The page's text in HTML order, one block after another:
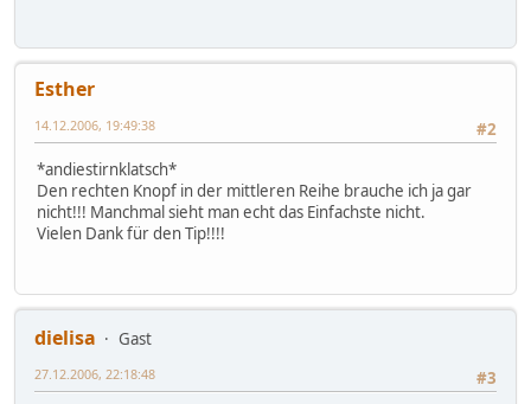
Esther
#2
14.12.2006, 19:49:38
*andiestirnklatsch*
Den rechten Knopf in der mittleren Reihe brauche ich ja gar
nicht!!! Manchmal sieht man echt das Einfachste nicht.
Vielen Dank für den Tip!!!!
dielisa
Gast
#3
27.12.2006, 22:18:48